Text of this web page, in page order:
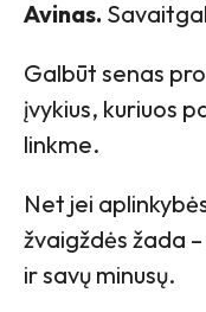
Avinas.
Galbūt senas
įvykius, kuriuos
linkme.
Net jei
žvaigždės žada
ir savų minusų.